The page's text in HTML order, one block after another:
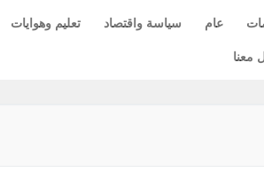
عام سياسة واقتصاد تعليم وهوايات
معنا